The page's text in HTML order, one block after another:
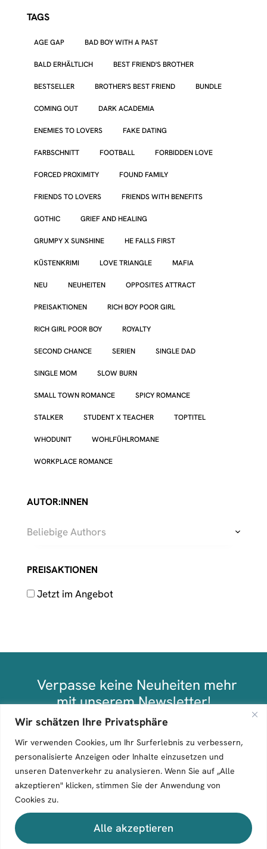
Wir schätzen Ihre Privatsphäre
Wir verwenden Cookies, um Ihr Surferlebnis zu verbessern,
personalisierte Anzeigen oder Inhalte einzusetzen und
unseren Datenverkehr zu analysieren. Wenn Sie auf „Alle
akzeptieren" klicken, stimmen Sie der Anwendung von
Cookies zu.
Alle akzeptieren
TAGS
AGE GAP BAD BOY WITH A PAST
BALD ERHÄLTLICH BEST FRIEND'S BROTHER
BESTSELLER BROTHER'S BEST FRIEND BUNDLE
COMING OUT DARK ACADEMIA
ENEMIES TO LOVERS FAKE DATING
FARBSCHNITT FOOTBALL FORBIDDEN LOVE
FORCED PROXIMITY FOUND FAMILY
FRIENDS TO LOVERS FRIENDS WITH BENEFITS
GOTHIC GRIEF AND HEALING
GRUMPY X SUNSHINE HE FALLS FIRST
KÜSTENKRIMI LOVE TRIANGLE MAFIA
NEU NEUHEITEN OPPOSITES ATTRACT
PREISAKTIONEN RICH BOY POOR GIRL
RICH GIRL POOR BOY ROYALTY
SECOND CHANCE SERIEN SINGLE DAD
SINGLE MOM SLOW BURN
SMALL TOWN ROMANCE SPICY ROMANCE
STALKER STUDENT X TEACHER TOPTITEL
WHODUNIT WOHLFÜHLROMANE
WORKPLACE ROMANCE
AUTOR:INNEN
Beliebige Authors
PREISAKTIONEN
Jetzt im Angebot
Verpasse keine Neuheiten mehr
mit unserem Newsletter!
Anmelden
Entdec